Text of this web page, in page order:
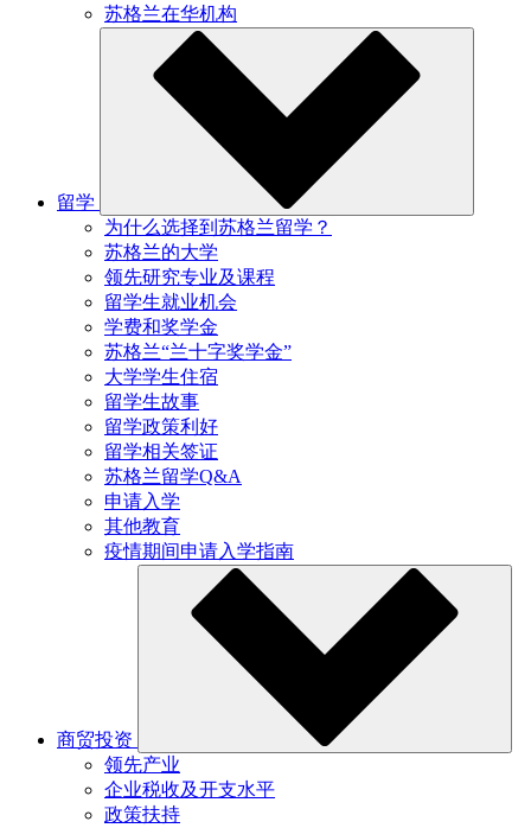
苏格兰在华机构
留学
为什么选择到苏格兰留学？
苏格兰的大学
领先研究专业及课程
留学生就业机会
学费和奖学金
苏格兰“兰十字奖学金”
大学学生住宿
留学生故事
留学政策利好
留学相关签证
苏格兰留学Q&A
申请入学
其他教育
疫情期间申请入学指南
商贸投资
领先产业
企业税收及开支水平
政策扶持